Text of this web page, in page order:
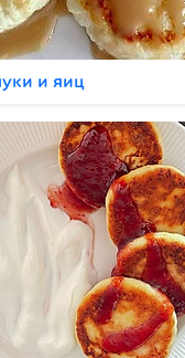
и яиц